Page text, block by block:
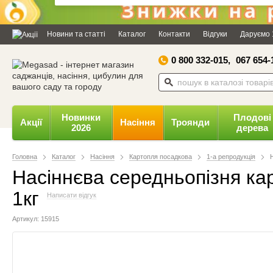
Дозвольте сайту megasad.net
відправляти вам сповіщення на
робочий стіл.
Powered by SendPulse Заборонити
Новини та статті Каталог Контакти Відгуки Даруємо
0 800 332-015, 067 654-
Акції
Новинки
2026
Насіння Троянди
Плодові
дерева
Головна Каталог Насіння Картопля посадкова 1-а репродукція
Насіннєва середньопізня
1кг
Написати відгук
Артикул: 15915